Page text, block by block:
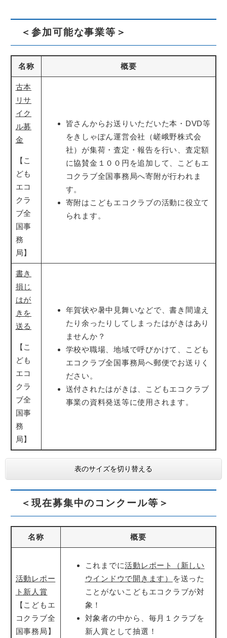
＜参加可能な事業等＞
名称 概要
古本
リサ
イク
ル募
金
【こ
ども
エコ
クラ
ブ全
国事
務
局】
皆さんからお送りいただいた本・DVD等
をきしゃぽん運営会社（嵯峨野株式会
社）が集荷・査定・報告を行い、査定額
に協賛金１００円を追加して、こどもエ
コクラブ全国事務局へ寄附が行われま
す。
寄附はこどもエコクラブの活動に役立て
られます。
書き
損じ
はが
きを
送る
【こ
ども
エコ
クラ
ブ全
国事
務
局】
年賀状や暑中見舞いなどで、書き間違え
たり余ったりしてしまったはがきはあり
ませんか？
学校や職場、地域で呼びかけて、こども
エコクラブ全国事務局へ郵便でお送りく
ださい。
送付されたはがきは、こどもエコクラブ
事業の資料発送等に使用されます。
表のサイズを切り替える
＜現在募集中のコンクール等＞
名称 概要
活動レポー
ト新人賞
【こどもエ
コクラブ全
国事務局】
これまでに活動レポート（新しい
ウインドウで開きます）
を送った
ことがないこどもエコクラブが対
象！
対象者の中から、毎月１クラブを
新人賞として抽選！